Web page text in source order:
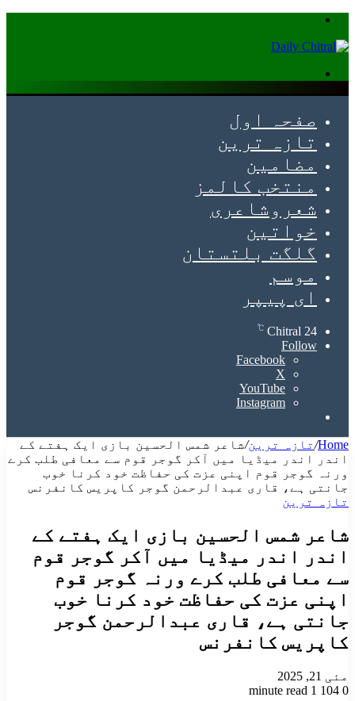
صفحہ اول
تازہ ترین
مضامین
منتخب کالمز
شعروشاعری
خواتین
گلگت بلتستان
موسم
ای پیپر
Chitral 24
℃
Follow
Facebook
X
YouTube
Instagram
Home
/تازہ ترین/شاعر شمس الحسین بازی ایک ہفتے کے
اندر اندر میڈیا میں آکر گوجر قوم سے معافی طلب کرے
ورنہ گوجر قوم اپنی عزت کی حفاظت خود کرنا خوب
جانتی ہے، قاری عبدالرحمن گوجر کاپریس کانفرنس
تازہ ترین
شاعر شمس الحسین بازی ایک ہفتے کے
اندر اندر میڈیا میں آکر گوجر قوم
سے معافی طلب کرے ورنہ گوجر قوم
اپنی عزت کی حفاظت خود کرنا خوب
جانتی ہے، قاری عبدالرحمن گوجر
کاپریس کانفرنس
مئی 21, 2025
0
1 minute read